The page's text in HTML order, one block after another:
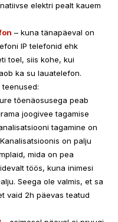
elektri pealt kauem
– kuna tänapäeval on
IP telefonid ehk
toel, siis kohe, kui
ka su lauatelefon.
tõenäosusega peab
joogivee tagamise
tagamine on
on palju
mida on pea
töös, kuna inimesi
Seega ole valmis, et sa
vaid 2h päevas teatud